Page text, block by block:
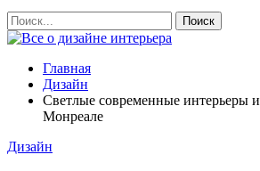
Главная
Дизайн
Светлые современные интерьеры
Монреале
Дизайн